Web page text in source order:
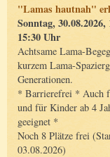
"Lamas hautnah"
Sonntag, 30.08.2026,
15:30 Uhr
Achtsame Lama-
kurzem Lama-
Generationen.
* Barrierefrei * Auch
und für Kinder ab 4
geeignet *
Noch 8 Plätze frei
03.08.2026)